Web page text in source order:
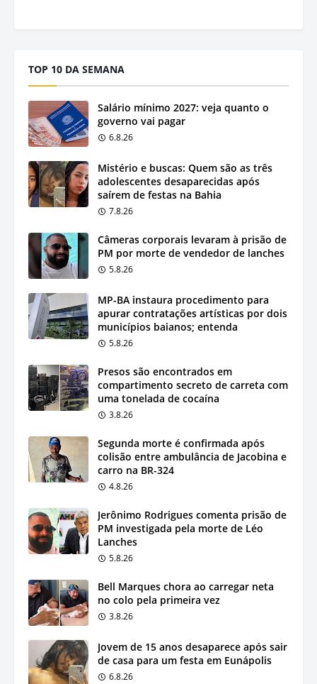
TOP 10 DA SEMANA
Salário mínimo 2027: veja quanto o
governo vai pagar
6.8.26
Mistério e buscas: Quem são as três
adolescentes desaparecidas após
saírem de festas na Bahia
7.8.26
Câmeras corporais levaram à prisão de
PM por morte de vendedor de lanches
5.8.26
MP-BA instaura procedimento para
apurar contratações artísticas por dois
municípios baianos; entenda
5.8.26
Presos são encontrados em
compartimento secreto de carreta com
uma tonelada de cocaína
3.8.26
Segunda morte é confirmada após
colisão entre ambulância de Jacobina e
carro na BR-324
4.8.26
Jerônimo Rodrigues comenta prisão de
PM investigada pela morte de Léo
Lanches
5.8.26
Bell Marques chora ao carregar neta
no colo pela primeira vez
3.8.26
Jovem de 15 anos desaparece após sair
de casa para um festa em Eunápolis
6.8.26